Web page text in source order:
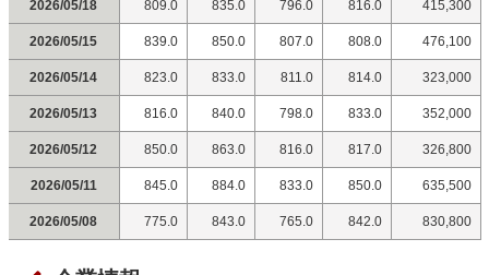
2026/05/18 809.0 835.0 796.0 816.0 415,300
2026/05/15 839.0 850.0 807.0 808.0 476,100
2026/05/14 823.0 833.0 811.0 814.0 323,000
2026/05/13 816.0 840.0 798.0 833.0 352,000
2026/05/12 850.0 863.0 816.0 817.0 326,800
2026/05/11 845.0 884.0 833.0 850.0 635,500
2026/05/08 775.0 843.0 765.0 842.0 830,800